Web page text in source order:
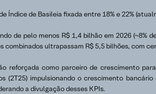
Índice de Basileia fixada entre 18% e 22%
de pelo menos R$ 1,4 bilhão em 2026 (~8%
combinados ultrapassam R$ 5,5 bilhões, com
reforçada como parceiro de crescimento
(2T25) impulsionando o crescimento
a divulgação desses KPIs.